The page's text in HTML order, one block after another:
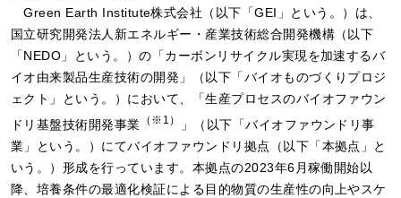
Green Earth Institute株式会社（以下「GEI」という。）は、
国立研究開発法人新エネルギー・産業技術総合開発機構（以下
「NEDO」という。）の「カーボンリサイクル実現を加速するバ
イオ由来製品生産技術の開発」（以下「バイオものづくりプロジ
ェクト」という。）において、「生産プロセスのバイオファウン
ドリ基盤技術開発事業 （※1）
」（以下「バイオファウンドリ事
業」という。）にてバイオファウンドリ拠点（以下「本拠点」と
いう。）形成を行っています。本拠点の2023年6月稼働開始以
降、培養条件の最適化検証による目的物質の生産性の向上やスケ